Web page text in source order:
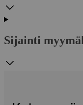
Sijainti